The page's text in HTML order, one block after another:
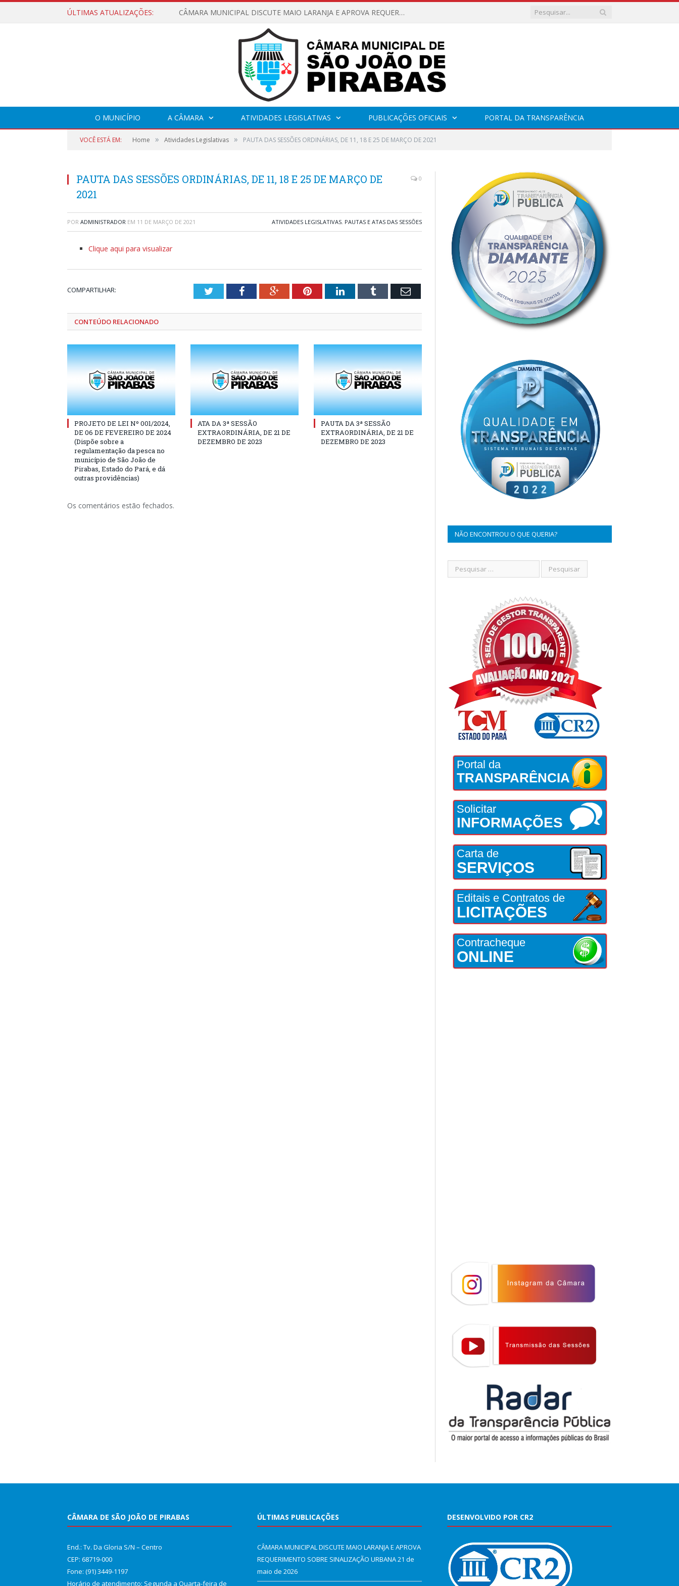
ÚLTIMAS ATUALIZAÇÕES: CÂMARA MUNICIPAL DISCUTE MAIO LARANJA E APROVA REQUERIMENTO SOBRE SINALIZAÇÃO URBANA
O MUNICÍPIO A CÂMARA ATIVIDADES LEGISLATIVAS PUBLICAÇÕES OFICIAIS PORTAL DA TRANSPARÊNCIA
VOCÊ ESTÁ EM: Home » Atividades Legislativas » PAUTA DAS SESSÕES ORDINÁRIAS, DE 11, 18 E 25 DE MARÇO DE 2021
PAUTA DAS SESSÕES ORDINÁRIAS, DE 11, 18 E 25 DE MARÇO DE
2021
0
POR ADMINISTRADOR EM 11 DE MARÇO DE 2021 ATIVIDADES LEGISLATIVAS, PAUTAS E ATAS DAS SESSÕES
Clique aqui para visualizar
COMPARTILHAR: TwitterFacebookGoogle+PinterestLinkedInTumblr Email
CONTEÚDO RELACIONADO
PROJETO DE LEI Nº 001/2024,
DE 06 DE FEVEREIRO DE 2024
(Dispõe sobre a
regulamentação da pesca no
município de São João de
Pirabas, Estado do Pará, e dá
outras providências)
ATA DA 3ª SESSÃO
EXTRAORDINÁRIA, DE 21 DE
DEZEMBRO DE 2023
PAUTA DA 3ª SESSÃO
EXTRAORDINÁRIA, DE 21 DE
DEZEMBRO DE 2023
Os comentários estão fechados.
NÃO ENCONTROU O QUE QUERIA?
Portal da
TRANSPARÊNCIA
Solicitar
INFORMAÇÕES
Carta de
SERVIÇOS
Editais e Contratos de
LICITAÇÕES
Contracheque
ONLINE
CÂMARA DE SÃO JOÃO DE PIRABAS
End.: Tv. Da Gloria S/N – Centro
CEP: 68719-000
Fone: (91) 3449-1197
Horário de atendimento: Segunda a Quarta-feira de
ÚLTIMAS PUBLICAÇÕES
CÂMARA MUNICIPAL DISCUTE MAIO LARANJA E APROVA
REQUERIMENTO SOBRE SINALIZAÇÃO URBANA21 de
maio de 2026
DESENVOLVIDO POR CR2